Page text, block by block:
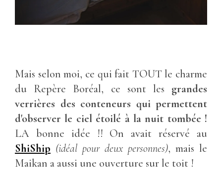
Mais selon moi, ce qui fait TOUT le charme
du Repère Boréal, ce sont les grandes
verrières des conteneurs qui permettent
d'observer le ciel étoilé à la nuit tombée !
LA bonne idée !! On avait réservé au
ShiShip (idéal pour deux personnes), mais le
Maikan a aussi une ouverture sur le toit !